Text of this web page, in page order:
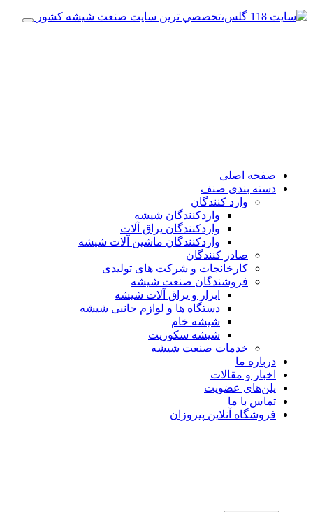
صفحه اصلی
دسته بندی صنف
وارد کنندگان
واردکنندگان شیشه
واردکنندگان یراق آلات
واردکنندگان ماشین آلات شیشه
صادر کنندگان
کارخانجات و شرکت های تولیدی
فروشندگان صنعت شیشه
ابزار و یراق آلات شیشه
دستگاه ها و لوازم جانبی شیشه
شیشه خام
شیشه سکوریت
خدمات صنعت شیشه
درباره ما
اخبار و مقالات
پلن‌های عضویت
تماس با ما
فروشگاه آنلاین پیروزان